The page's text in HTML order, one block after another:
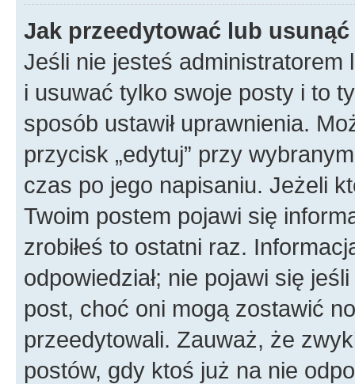
Jak przeedytować lub
Jeśli nie jesteś
i usuwać tylko swoje posty i to
sposób ustawił uprawnienia.
przycisk „edytuj” przy
czas po jego napisaniu. Jeżeli
Twoim postem pojawi się
zrobiłeś to ostatni raz.
odpowiedział; nie pojawi się
post, choć oni mogą zostawić
przeedytowali. Zauważ, że
postów, gdy ktoś już na nie